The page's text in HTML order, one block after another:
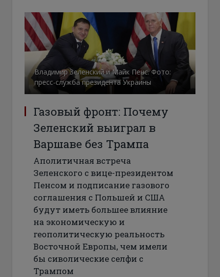
Владимир Зеленский и Майк Пенс. Фото:
пресс-служба президента Украины
Газовый фронт: Почему
Зеленский выиграл в
Варшаве без Трампа
Аполитичная встреча
Зеленского с вице-президентом
Пенсом и подписание газового
соглашения с Польшей и США
будут иметь большее влияние
на экономическую и
геополитическую реальность
Восточной Европы, чем имели
бы сиволические селфи с
Трампом